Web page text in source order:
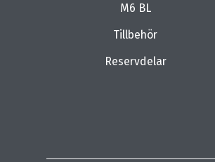
M6 BL
Tillbehör
Reservdelar